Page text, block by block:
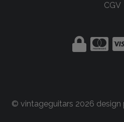
CGV
© vintageguitars 2026 design